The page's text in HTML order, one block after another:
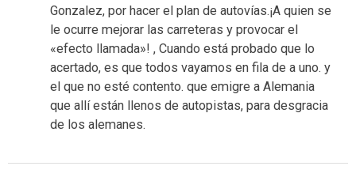
Gonzalez, por hacer el plan de autovías.¡A quien se
le ocurre mejorar las carreteras y provocar el
«efecto llamada»! , Cuando está probado que lo
acertado, es que todos vayamos en fila de a uno. y
el que no esté contento. que emigre a Alemania
que allí están llenos de autopistas, para desgracia
de los alemanes.